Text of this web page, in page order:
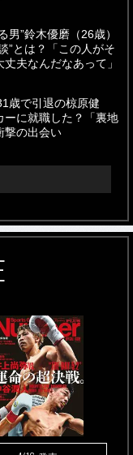
男”鈴木優磨（26歳）
”とは？「この人がそ
夫なんだなあって」
歳で引退の椋原健
に就職した？「裏地
撃の出会い